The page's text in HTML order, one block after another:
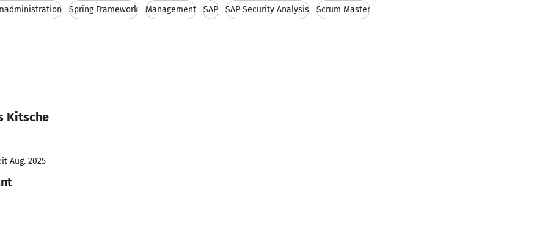
Spring Framework Management SAP SAP Security Analysis Scrum Master
Kitsche
Aug. 2025